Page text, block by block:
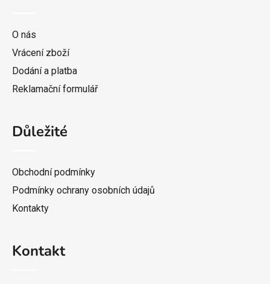
O nás
Vrácení zboží
Dodání a platba
Reklamační formulář
Důležité
Obchodní podmínky
Podmínky ochrany osobních údajů
Kontakty
Kontakt